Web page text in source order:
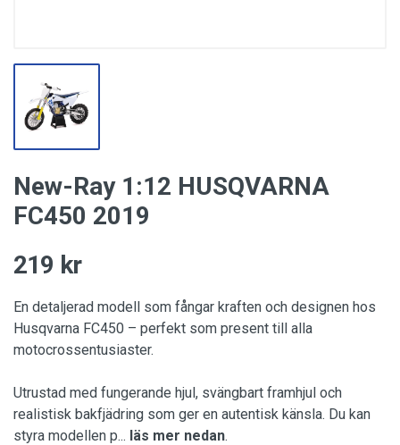
New-Ray 1:12 HUSQVARNA
FC450 2019
219 kr
En detaljerad modell som fångar kraften och designen hos
Husqvarna FC450 – perfekt som present till alla
motocrossentusiaster.
Utrustad med fungerande hjul, svängbart framhjul och
realistisk bakfjädring som ger en autentisk känsla. Du kan
styra modellen p... läs mer nedan.